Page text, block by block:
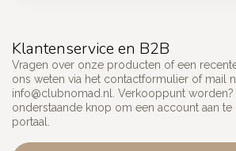
Klantenservice en B2B
Vragen over onze producten of een
ons weten via het contactformulier of mail
info@clubnomad.nl
. Verkooppunt
onderstaande knop om een account aan te
portaal.